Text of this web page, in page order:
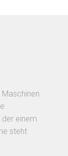
einem
steht